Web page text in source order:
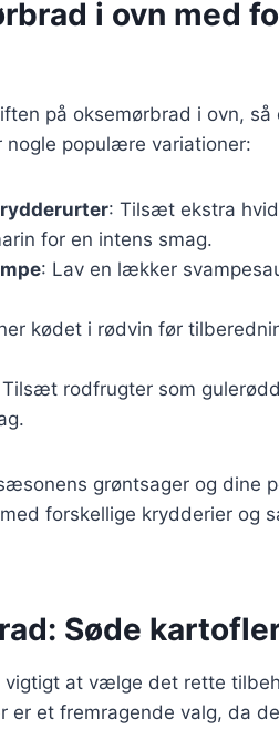
i ovn med
på oksemørbrad i ovn, så
populære variationer:
: Tilsæt ekstra
for en intens smag.
: Lav en lækker
kødet i rødvin før
Tilsæt rodfrugter som
grøntsager og dine
forskellige krydderier og
Søde
vigtigt at vælge det rette
er et fremragende valg, da